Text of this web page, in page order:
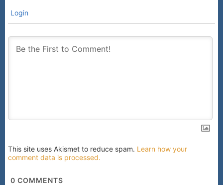
Login
This site uses Akismet to reduce spam. Learn how your
comment data is processed.
0 COMMENTS